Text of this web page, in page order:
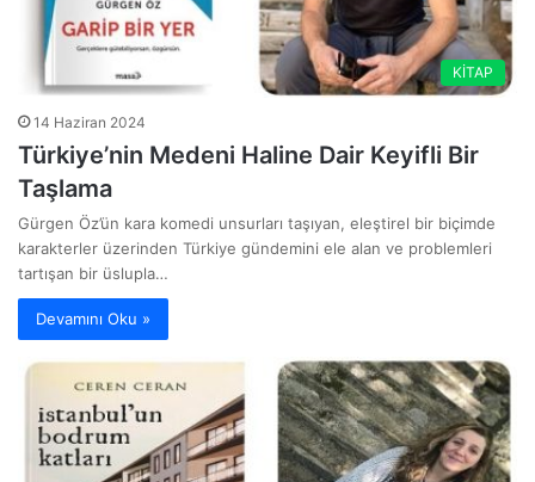
KİTAP
14 Haziran 2024
Türkiye’nin Medeni Haline Dair Keyifli Bir
Taşlama
Gürgen Öz’ün kara komedi unsurları taşıyan, eleştirel bir biçimde
karakterler üzerinden Türkiye gündemini ele alan ve problemleri
tartışan bir üslupla…
Devamını Oku »